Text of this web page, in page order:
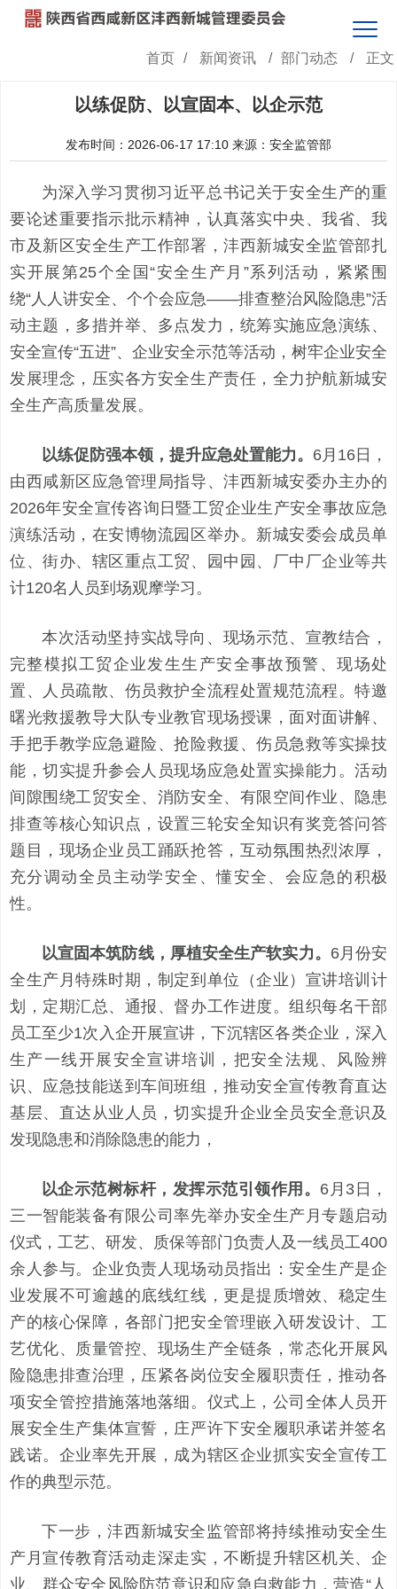
首页 / 新闻资讯 / 部门动态 / 正文
以练促防、以宣固本、以企示范
发布时间：2026-06-17 17:10 来源：安全监管部
为深入学习贯彻习近平总书记关于安全生产的重
要论述重要指示批示精神，认真落实中央、我省、我
市及新区安全生产工作部署，沣西新城安全监管部扎
实开展第25个全国“安全生产月”系列活动，紧紧围
绕“人人讲安全、个个会应急——排查整治风险隐患”活
动主题，多措并举、多点发力，统筹实施应急演练、
安全宣传“五进”、企业安全示范等活动，树牢企业安全
发展理念，压实各方安全生产责任，全力护航新城安
全生产高质量发展。
以练促防强本领，提升应急处置能力。 6月16日，
由西咸新区应急管理局指导、沣西新城安委办主办的
2026年安全宣传咨询日暨工贸企业生产安全事故应急
演练活动，在安博物流园区举办。新城安委会成员单
位、街办、辖区重点工贸、园中园、厂中厂企业等共
计120名人员到场观摩学习。
本次活动坚持实战导向、现场示范、宣教结合，
完整模拟工贸企业发生生产安全事故预警、现场处
置、人员疏散、伤员救护全流程处置规范流程。特邀
曙光救援教导大队专业教官现场授课，面对面讲解、
手把手教学应急避险、抢险救援、伤员急救等实操技
能，切实提升参会人员现场应急处置实操能力。活动
间隙围绕工贸安全、消防安全、有限空间作业、隐患
排查等核心知识点，设置三轮安全知识有奖竞答问答
题目，现场企业员工踊跃抢答，互动氛围热烈浓厚，
充分调动全员主动学安全、懂安全、会应急的积极
性。
以宣固本筑防线，厚植安全生产软实力。 6月份安
全生产月特殊时期，制定到单位（企业）宣讲培训计
划，定期汇总、通报、督办工作进度。组织每名干部
员工至少1次入企开展宣讲，下沉辖区各类企业，深入
生产一线开展安全宣讲培训，把安全法规、风险辨
识、应急技能送到车间班组，推动安全宣传教育直达
基层、直达从业人员，切实提升企业全员安全意识及
发现隐患和消除隐患的能力，
以企示范树标杆，发挥示范引领作用。 6月3日，
三一智能装备有限公司率先举办安全生产月专题启动
仪式，工艺、研发、质保等部门负责人及一线员工400
余人参与。企业负责人现场动员指出：安全生产是企
业发展不可逾越的底线红线，更是提质增效、稳定生
产的核心保障，各部门把安全管理嵌入研发设计、工
艺优化、质量管控、现场生产全链条，常态化开展风
险隐患排查治理，压紧各岗位安全履职责任，推动各
项安全管控措施落地落细。仪式上，公司全体人员开
展安全生产集体宣誓，庄严许下安全履职承诺并签名
践诺。企业率先开展，成为辖区企业抓实安全宣传工
作的典型示范。
下一步，沣西新城安全监管部将持续推动安全生
产月宣传教育活动走深走实，不断提升辖区机关、企
业、群众安全风险防范意识和应急自救能力，营造“人